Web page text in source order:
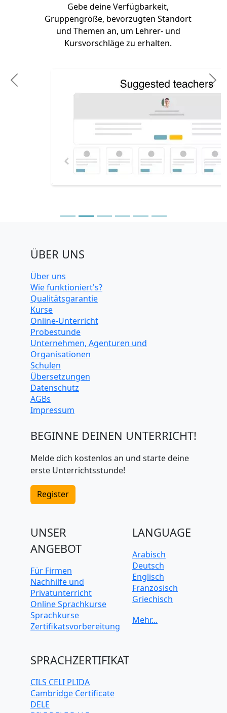
Gebe deine Verfügbarkeit,
Gruppengröße, bevorzugten Standort
und Themen an, um Lehrer- und
Kursvorschläge zu erhalten.
Previous
ÜBER UNS
Über uns
Wie funktioniert's?
Qualitätsgarantie
Kurse
Online-Unterricht
Probestunde
Unternehmen, Agenturen und
Organisationen
Schulen
Übersetzungen
Datenschutz
AGBs
Impressum
BEGINNE DEINEN UNTERRICHT!
Melde dich kostenlos an und starte deine
erste Unterrichtsstunde!
Register
UNSER
ANGEBOT
Für Firmen
Nachhilfe und
Privatunterricht
Online Sprachkurse
Sprachkurse
Zertifikatsvorbereitung
LANGUAGE
Arabisch
Deutsch
Englisch
Französisch
Griechisch
Japanisch
SPRACHZERTIFIKAT
CILS CELI PLIDA
Cambridge Certificate
DELE